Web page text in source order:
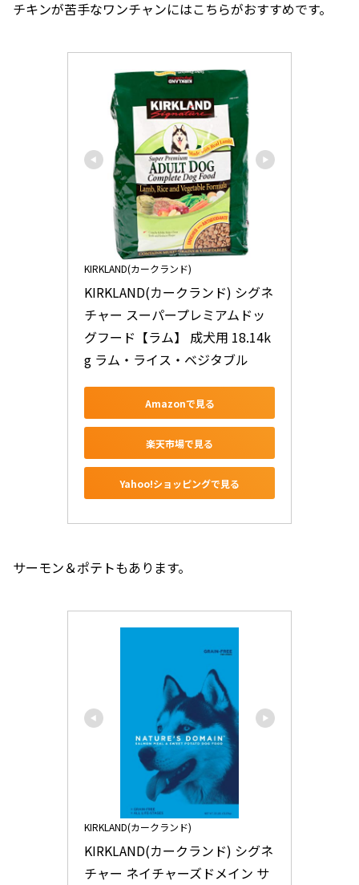
チキンが苦手なワンチャンにはこちらがおすすめです。
KIRKLAND(カークランド)
KIRKLAND(カークランド) シグネ
チャー スーパープレミアムドッ
グフード【ラム】 成犬用 18.14k
g ラム・ライス・ベジタブル
Amazonで見る
楽天市場で見る
Yahoo!ショッピングで見る
サーモン＆ポテトもあります。
KIRKLAND(カークランド)
KIRKLAND(カークランド) シグネ
チャー ネイチャーズドメイン サ